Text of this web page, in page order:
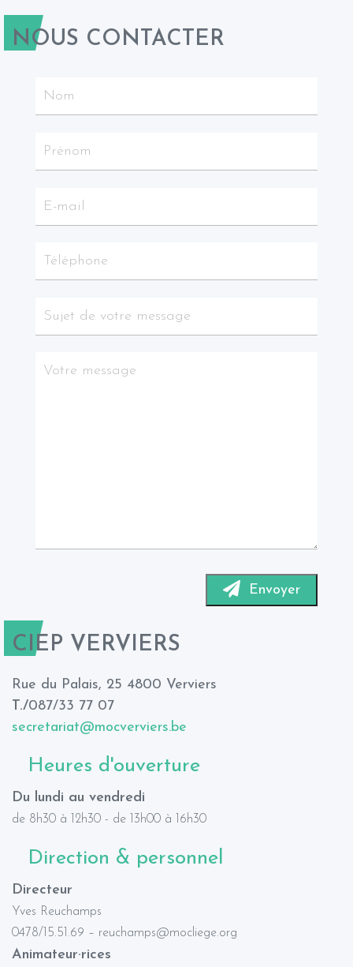
NOUS CONTACTER
Envoyer
CIEP VERVIERS
Rue du Palais, 25 4800 Verviers
T./087/33 77 07
secretariat@mocverviers.be
Heures d'ouverture
Du lundi au vendredi
de 8h30 à 12h30 - de 13h00 à 16h30
Direction & personnel
Directeur
Yves Reuchamps
0478/15.51.69 – reuchamps@mocliege.org
Animateur·rices